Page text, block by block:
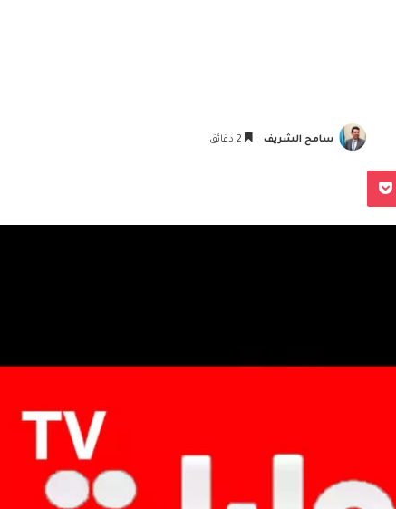
سامح الشريف